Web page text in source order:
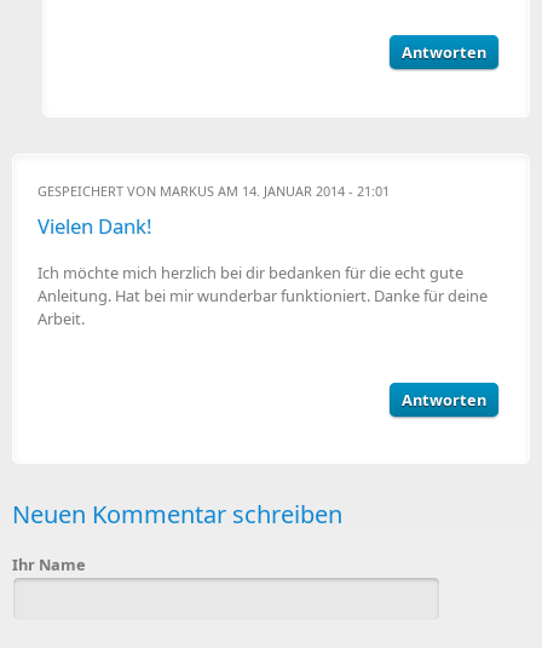
Antworten
GESPEICHERT VON MARKUS AM 14. JANUAR 2014 - 21:01
Vielen Dank!
Ich möchte mich herzlich bei dir bedanken für die echt gute
Anleitung. Hat bei mir wunderbar funktioniert. Danke für deine
Arbeit.
Antworten
Neuen Kommentar schreiben
Ihr Name